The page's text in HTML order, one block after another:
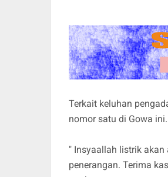
Terkait keluhan
nomor satu di Gowa ini.
" Insyaallah listrik
penerangan. Terima